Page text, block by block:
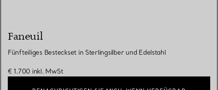
Faneuil
Fünfteiliges Besteckset in Sterlingsilber und Edelstahl
€ 1.700 inkl. MwSt